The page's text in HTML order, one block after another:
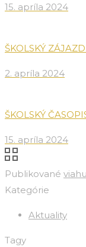
15. apríla 2024
ŠKOLSKÝ
2. apríla 2024
ŠKOLSKÝ
15. apríla 2024
Publikované
Kategórie
Aktuality
Tagy